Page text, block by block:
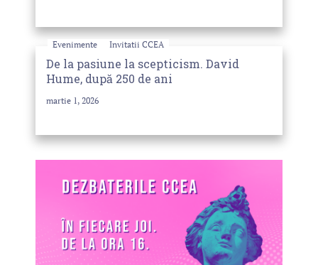
Evenimente Invitatii CCEA
De la pasiune la scepticism. David
Hume, după 250 de ani
martie 1, 2026